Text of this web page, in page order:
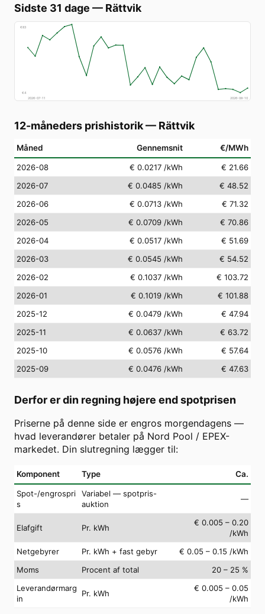
Sidste 31 dage — Rättvik
€83
€4
2026-07-11
2026-08-10
12-måneders prishistorik— Rättvik
Måned Gennemsnit €/MWh
2026-08 € 0.0217 /kWh
€ 21.66
2026-07
€ 0.0485 /kWh
€ 48.52
2026-06
€ 0.0713 /kWh
€ 71.32
2026-05
€ 0.0709 /kWh
€ 70.86
2026-04
€ 0.0517 /kWh
€ 51.69
2026-03
€ 0.0545 /kWh
€ 54.52
2026-02
€ 0.1037 /kWh
€ 103.72
2026-01
€ 0.1019 /kWh
€ 101.88
2025-12
€ 0.0479 /kWh
€ 47.94
2025-11
€ 0.0637 /kWh
€ 63.72
2025-10
€ 0.0576 /kWh
€ 57.64
2025-09
€ 0.0476 /kWh € 47.63
Derfor er din regning højere end spotprisen
Priserne på denne side er engros morgendagens —
hvad leverandører betaler på Nord Pool / EPEX-
markedet. Din slutregning lægger til:
Komponent Type Ca.
Spot-/engrospri
s
Variabel — spotpris-
auktion
—
Elafgift Pr. kWh
€ 0.005 – 0.20
/kWh
Netgebyrer
Pr. kWh + fast gebyr
€ 0.05 – 0.15 /kWh
Moms
Procent af total
20 – 25 %
Leverandørmarg
in
Pr. kWh
€ 0.005 – 0.05
/kWh